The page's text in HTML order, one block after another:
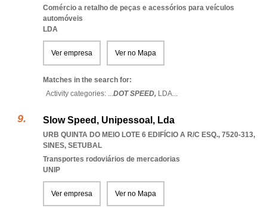
Comércio a retalho de peças e acessórios para veículos
automóveis
LDA
Ver empresa Ver no Mapa
Matches in the search for:
Activity categories: ...DOT SPEED, LDA...
Slow Speed, Unipessoal, Lda
URB QUINTA DO MEIO LOTE 6 EDIFÍCIO A R/C ESQ., 7520-313,
SINES, SETUBAL
Transportes rodoviários de mercadorias
UNIP
Ver empresa Ver no Mapa